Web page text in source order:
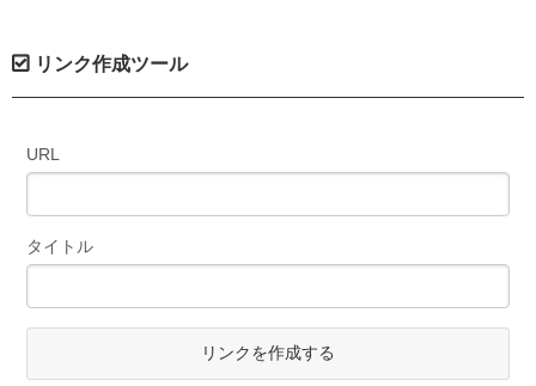
リンク作成ツール
URL
タイトル
リンクを作成する